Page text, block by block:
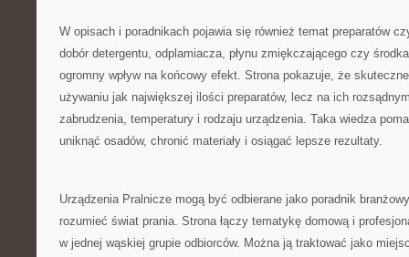
W opisach i poradnikach pojawia się również temat preparatów
dobór detergentu, odplamiacza, płynu zmiękczającego czy
ogromny wpływ na końcowy efekt. Strona pokazuje, że
używaniu jak największej ilości preparatów, lecz na ich
zabrudzenia, temperatury i rodzaju urządzenia. Taka wiedza
uniknąć osadów, chronić materiały i osiągać lepsze rezultaty.
Urządzenia Pralnicze mogą być odbierane jako poradnik
rozumieć świat prania. Strona łączy tematykę domową i
w jednej wąskiej grupie odbiorców. Można ją traktować jako